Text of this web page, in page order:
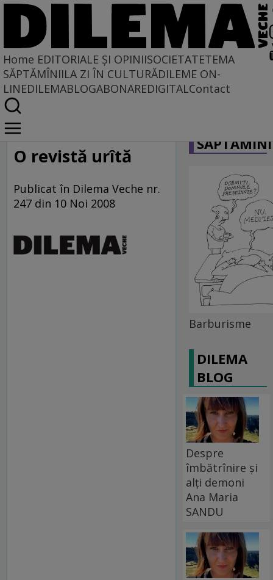
Home EDITORIALE ȘI OPINIISOCIETATETEMA
SĂPTĂMÎNIILA ZI ÎN CULTURĂDILEME ON-
LINEDILEMABLOGABONAREDIGITALContact
Home
La centru şi la margine
O revistă urîtă
Publicat în Dilema Veche nr.
247 din 10 Noi 2008
Barburisme
DILEMA
BLOG
Despre
îmbătrînire și
alți demoni
Ana Maria
SANDU